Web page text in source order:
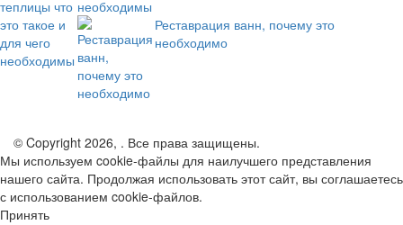
необходимы
Реставрация ванн, почему это
необходимо
© Copyright 2026, . Все права защищены.
Мы используем cookie-файлы для наилучшего представления
нашего сайта. Продолжая использовать этот сайт, вы соглашаетесь
с использованием cookie-файлов.
Принять